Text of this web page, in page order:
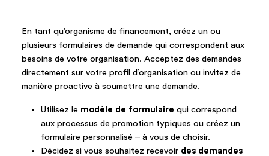
En tant qu’organisme de financement, créez un ou
plusieurs formulaires de demande qui correspondent aux
besoins de votre organisation. Acceptez des demandes
directement sur votre profil d’organisation ou invitez de
manière proactive à soumettre une demande.
Utilisez le modèle de formulaire qui correspond
aux processus de promotion typiques ou créez un
formulaire personnalisé – à vous de choisir.
Décidez si vous souhaitez recevoir des demandes